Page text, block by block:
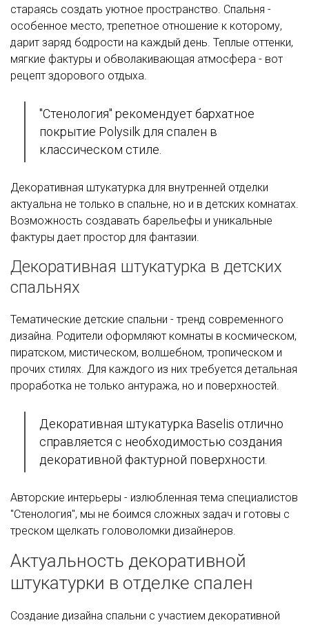
стараясь создать уютное пространство. Спальня -
особенное место, трепетное отношение к которому,
дарит заряд бодрости на каждый день. Теплые оттенки,
мягкие фактуры и обволакивающая атмосфера - вот
рецепт здорового отдыха.
"Стенология" рекомендует бархатное
покрытие Polysilk для спален в
классическом стиле.
Декоративная штукатурка для внутренней отделки
актуальна не только в спальне, но и в детских комнатах.
Возможность создавать барельефы и уникальные
фактуры дает простор для фантазии.
Декоративная штукатурка в детских
спальнях
Тематические детские спальни - тренд современного
дизайна. Родители оформляют комнаты в космическом,
пиратском, мистическом, волшебном, тропическом и
прочих стилях. Для каждого из них требуется детальная
проработка не только антуража, но и поверхностей.
Декоративная штукатурка Baselis отлично
справляется с необходимостью создания
декоративной фактурной поверхности.
Авторские интерьеры - излюбленная тема специалистов
"Стенология", мы не боимся сложных задач и готовы с
треском щелкать головоломки дизайнеров.
Актуальность декоративной
штукатурки в отделке спален
Создание дизайна спальни с участием декоративной